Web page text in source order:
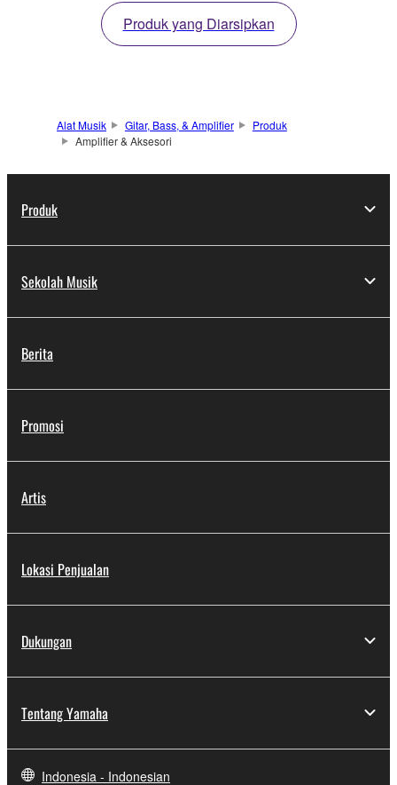
bertenaga. Sangat
cocok untuk gitar apa
Produk yang Diarsipkan
Alat Musik Gitar, Bass, & Amplifier
Produk
Amplifier & Aksesori
Produk
Sekolah Musik
Berita
Promosi
Artis
Lokasi Penjualan
Dukungan
Tentang Yamaha
Indonesia - Indonesian